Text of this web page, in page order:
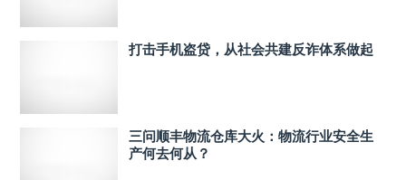
打击手机盗贷，从社会共建反诈体系做起
三问顺丰物流仓库大火：物流行业安全生
产何去何从？